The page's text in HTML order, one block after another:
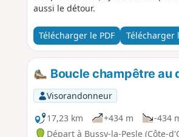
aussi le détour.
Télécharger le PDF Télécharger
Boucle champêtre au
Visorandonneur
17,23 km
+434 m -434
Départ à Bussy-la-Pesle (Côte-